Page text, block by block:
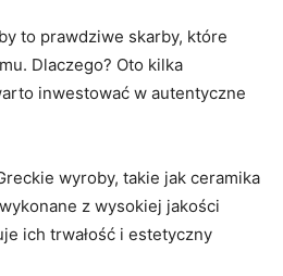
​to prawdziwe skarby,​ które
Dlaczego? Oto kilka⁤
⁢inwestować w autentyczne
​wyroby, takie jak ceramika⁣
z wysokiej jakości
ich trwałość i estetyczny